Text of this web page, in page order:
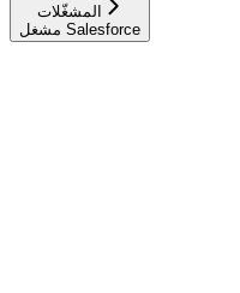
المشغّلات
مشغل Salesforce